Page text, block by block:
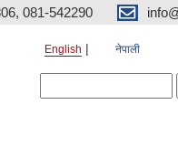
081-542290
English नेपाली